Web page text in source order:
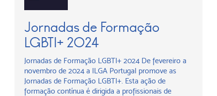
Jornadas de Formação
LGBTI+ 2024
Jornadas de Formação LGBTI+ 2024 De fevereiro a
novembro de 2024 a ILGA Portugal promove as
Jornadas de Formação LGBTI+. Esta ação de
formação contínua é dirigida a profissionais de